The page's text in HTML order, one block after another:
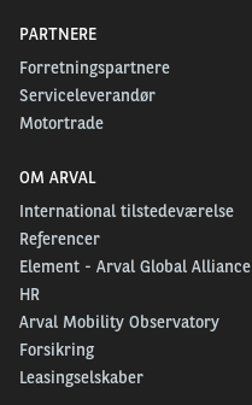
PARTNERE
Forretningspartnere
Serviceleverandør
Motortrade
OM ARVAL
International tilstedeværelse
Referencer
Element - Arval Global Alliance
HR
Arval Mobility Observatory
Forsikring
Leasingselskaber